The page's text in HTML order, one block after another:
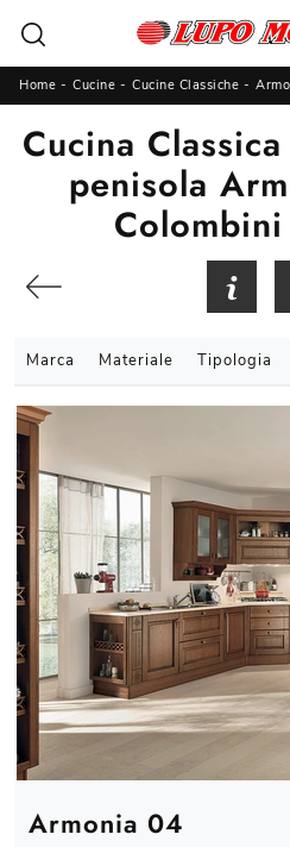
Home - Cucine - Cucine Classiche -
Cucina
penisola
Marca Materiale Tipologia
Armonia 04